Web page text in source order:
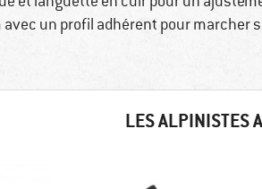
avec un profil adhérent pour marcher
LES ALPINISTES